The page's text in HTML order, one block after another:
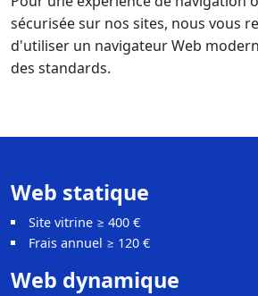
sécurisée sur nos sites, nous vous
d'utiliser un navigateur Web
des standards.
Web statique
Site vitrine ≥ 400 €
Frais annuel ≥ 120 €
Web dynamique